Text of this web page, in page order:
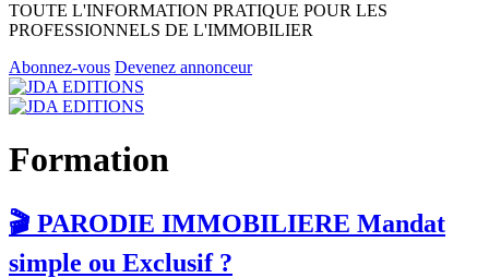
TOUTE L'INFORMATION PRATIQUE POUR LES
PROFESSIONNELS DE L'IMMOBILIER
Abonnez-vous Devenez annonceur
Formation
🎬 PARODIE IMMOBILIERE Mandat
simple ou Exclusif ?